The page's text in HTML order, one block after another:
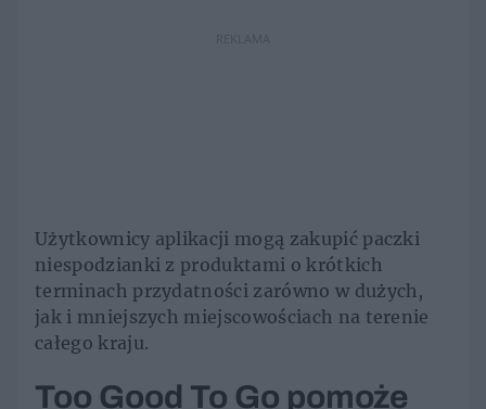
REKLAMA
Użytkownicy aplikacji mogą zakupić paczki
niespodzianki z produktami o krótkich
terminach przydatności zarówno w dużych,
jak i mniejszych miejscowościach na terenie
całego kraju.
Too Good To Go pomoże